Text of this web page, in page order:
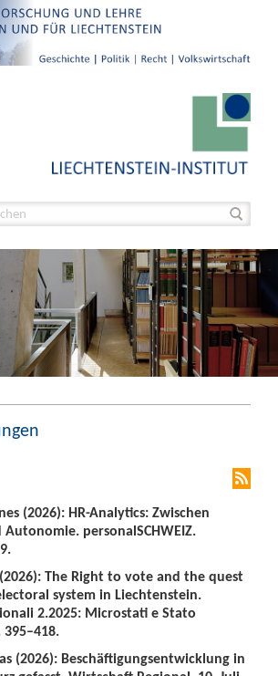
(2026): HR-Analytics: Zwischen
personalSCHWEIZ.
The Right to vote and the quest
system in Liechtenstein.
2.2025: Microstati e Stato
(2026): Beschäftigungsentwicklung in